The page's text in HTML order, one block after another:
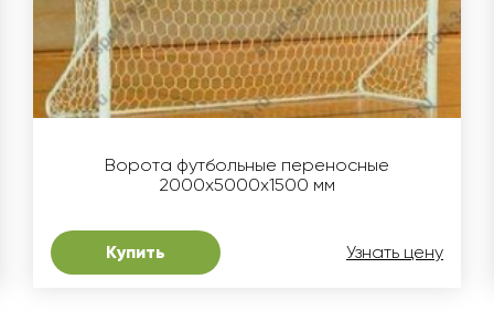
Ворота футбольные переносные
2000х5000х1500 мм
Купить Узнать цену